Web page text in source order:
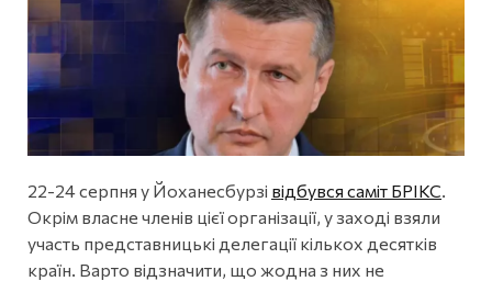
22-24 серпня у Йоханесбурзі відбувся саміт БРІКС
Окрім власне членів цієї організації, у заході взяли
участь представницькі делегації кількох десятків
країн. Варто відзначити, що жодна з них не